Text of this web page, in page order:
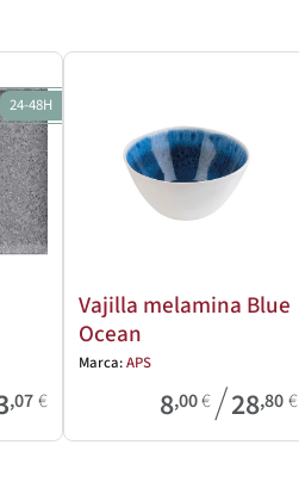
24-48H
,07€
Vajilla melamina Blue
Ocean
Marca:APS
8,00€/28,80€